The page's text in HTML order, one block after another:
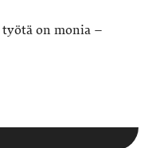
työtä on monia –